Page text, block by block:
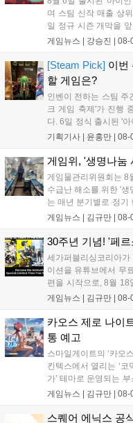
며 스팀 신작 매출 상
일 정규 시즌 개막을
기록했습니다. 25주년
'마블 투혼: 파이팅 소
리'도 스팀에 정식 출시
게임뉴스 | 강승진 08-
[Steam Pick] 이번
할 게임은?
인벤이 전하는 스팀 주
크 게임 축제'가 진행
다. 6일 정식 출시된 '
세어 코브'가 호평받고
다. 유비소프트의 '고스
데이트 '라스트 라이츠
기획기사 | 윤홍만 08-
게임위, '생명나눔
게임물관리위원회는 8
수급난 해소를 위한 '
는 매년 분기별로 정기
고 있으며, 이번 행사
따뜻한 실천에 참여한
확산에 앞장섰습니다....
게임뉴스 | 김규만 08-
30주년 기념! '페
세가퍼블리싱코리아
이션을 유튜브에서 무
편을 시작으로, 8월 18
월 15일부터 10월 14
영상 및 대형 전광판에
게임뉴스 | 김규만 08-
카오스 제로 나이
통 예고
스마일게이트의 ‘카오
킨텍스에서 열리는 ‘코
가’ 테마로 운영되는
프레 모델 포토존 등 다
세한 정보는 공식 커뮤
게임뉴스 | 김규만 08-
스퀘어 에닉스 공